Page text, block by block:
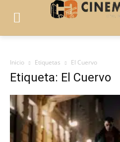
Inicio Etiquetas El Cuervo
Etiqueta: El Cuervo